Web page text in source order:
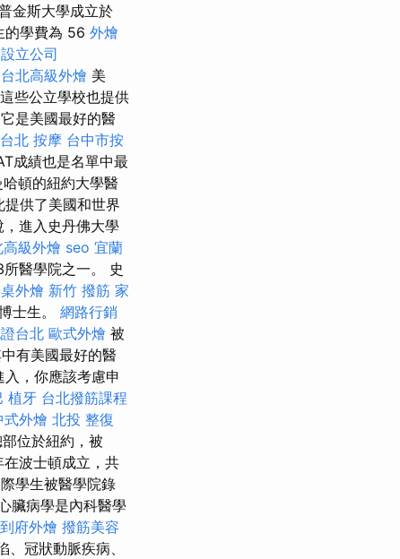
金斯大學成立於
的學費為 56 外燴
設立公司
台北高級外燴 美
些公立學校也提供
是美國最好的醫
台北 按摩 台中市按
成績也是名單中最
頓的紐約大學醫
提供了美國和世界
進入史丹佛大學
高級外燴 seo 宜蘭
醫學院之一。 史
外燴 新竹 撥筋 家
士生。 網路行銷
台北 歐式外燴 被
有美國最好的醫
，你應該考慮申
植牙 台北撥筋課程
式外燴 北投 整復
位於紐約，被
在波士頓成立，共
學生被醫學院錄
臟病學是內科醫學
到府外燴 撥筋美容
冠狀動脈疾病、